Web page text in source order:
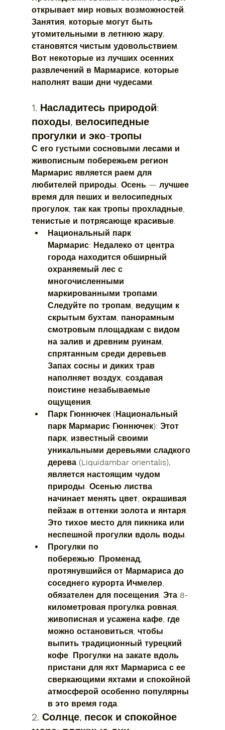
открывает мир новых возможностей.
Занятия, которые могут быть
утомительными в летнюю жару,
становятся чистым удовольствием.
Вот некоторые из лучших осенних
развлечений в Мармарисе, которые
наполнят ваши дни чудесами.
1. Насладитесь природой:
походы, велосипедные
прогулки и эко-тропы
С его густыми сосновыми лесами и
живописным побережьем регион
Мармарис является раем для
любителей природы. Осень — лучшее
время для пеших и велосипедных
прогулок, так как тропы прохладные,
тенистые и потрясающе красивые.
Национальный парк
Мармарис: Недалеко от центра
города находится обширный
охраняемый лес с
многочисленными
маркированными тропами.
Следуйте по тропам, ведущим к
скрытым бухтам, панорамным
смотровым площадкам с видом
на залив и древним руинам,
спрятанным среди деревьев.
Запах сосны и диких трав
наполняет воздух, создавая
поистине незабываемые
ощущения.
Парк Гюннючек (Национальный
парк Мармарис Гюннючек): Этот
парк, известный своими
уникальными деревьями сладкого
дерева (Liquidambar orientalis),
является настоящим чудом
природы. Осенью листва
начинает менять цвет, окрашивая
пейзаж в оттенки золота и янтаря.
Это тихое место для пикника или
неспешной прогулки вдоль воды.
Прогулки по
побережью: Променад,
протянувшийся от Мармариса до
соседнего курорта Ичмелер,
обязателен для посещения. Эта 8-
километровая прогулка ровная,
живописная и усажена кафе, где
можно остановиться, чтобы
выпить традиционный турецкий
кофе. Прогулки на закате вдоль
пристани для яхт Мармариса с ее
сверкающими яхтами и спокойной
атмосферой особенно популярны
в это время года.
2. Солнце, песок и спокойное